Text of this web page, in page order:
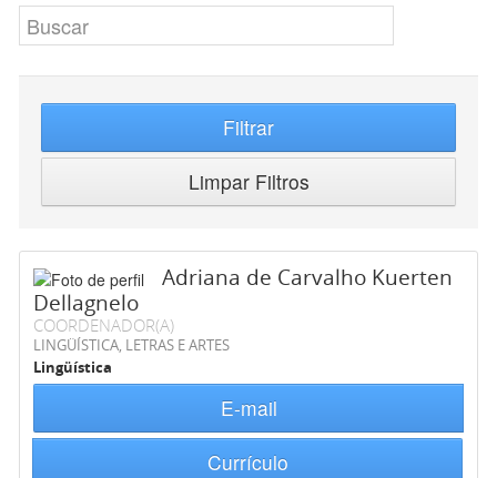
Filtrar
Limpar Filtros
Adriana de Carvalho Kuerten
Dellagnelo
COORDENADOR(A)
LINGÜÍSTICA, LETRAS E ARTES
Lingüística
E-mail
Currículo